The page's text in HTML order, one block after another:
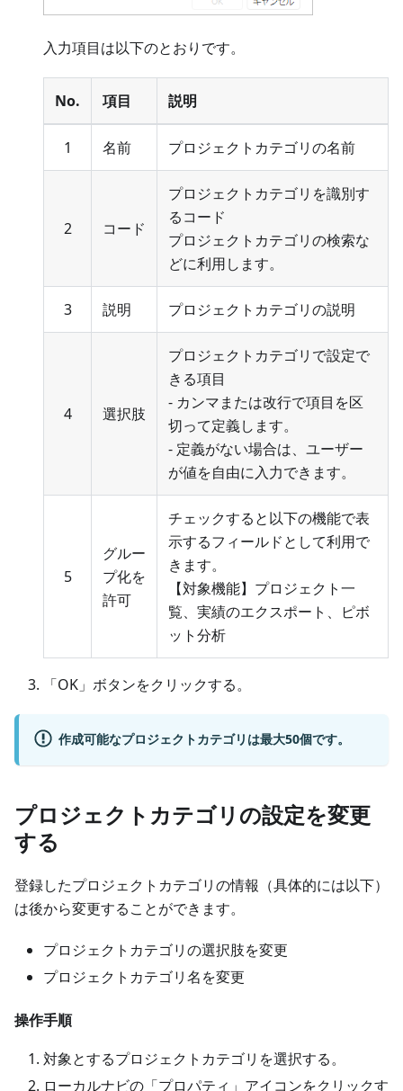
入力項目は以下のとおりです。
No. 項目 説明
1 名前 プロジェクトカテゴリの名前
2 コード
プロジェクトカテゴリを識別す
るコード
プロジェクトカテゴリの検索な
どに利用します。
3 説明 プロジェクトカテゴリの説明
4 選択肢
プロジェクトカテゴリで設定で
きる項目
- カンマまたは改行で項目を区
切って定義します。
- 定義がない場合は、ユーザー
が値を自由に入力できます。
5
グルー
プ化を
許可
チェックすると以下の機能で表
示するフィールドとして利用で
きます。
【対象機能】プロジェクト一
覧、実績のエクスポート、ピボ
ット分析
「OK」ボタンをクリックする。
作成可能なプロジェクトカテゴリは最大50個です。
プロジェクトカテゴリの設定を変更
する
登録したプロジェクトカテゴリの情報（具体的には以下）
は後から変更することができます。
プロジェクトカテゴリの選択肢を変更
プロジェクトカテゴリ名を変更
操作手順
対象とするプロジェクトカテゴリを選択する。
ローカルナビの「プロパティ」アイコンをクリックす